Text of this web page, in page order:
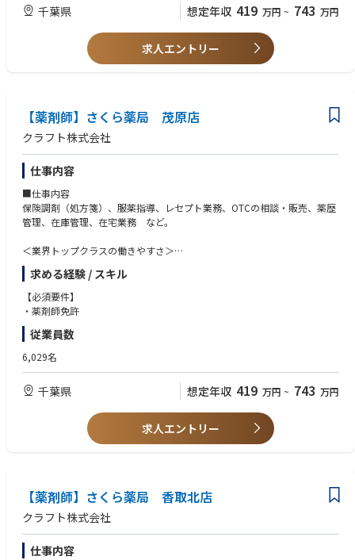
＜薬剤師として成長、活躍できる環境＞
中途入社者への導入・フォロー研修が充実しており、安心してキャリアを
スタートしていただけます
躍できる環境です
業界トップクラスの認定薬局数や多様な店舗を展開しているため、ご自身
の志向性に合わせて異動することも可能です
現場での調剤業務にとどまらず、本社業務や複数店舗のマネージャー業務
など大手調剤チェーンならではの多様なキャリアパスがあります。
千葉県 想定年収 419 万円 ~ 743 万円
求人エントリー
【薬剤師】さくら薬局 茂原店
クラフト株式会社
仕事内容
■仕事内容
保険調剤（処方箋）、服薬指導、レセプト業務、OTCの相談・販売、薬歴
管理、在庫管理、在宅業務 など。
＜業界トップクラスの働きやすさ＞
業界最多クラスの年間休日126日＋有給休暇、シフト勤務制による残業削
減や希望休など、どなたにとっても働きやすい環境です
充実した手当や福利厚生、育児支援制度、安定した経営基盤を持っている
ため、長く働いていただけます
も45％と高い水準です
全国に800店舗以上展開。転居の際も店舗を異動するだけでスムーズに新
生活スタートが可能です
＜薬剤師として成長、活躍できる環境＞
中途入社者への導入・フォロー研修が充実しており、安心してキャリアを
スタートしていただけます
躍できる環境です
業界トップクラスの認定薬局数や多様な店舗を展開しているため、ご自身
の志向性に合わせて異動することも可能です
現場での調剤業務にとどまらず、本社業務や複数店舗のマネージャー業務
など大手調剤チェーンならではの多様なキャリアパスがあります。
求める経験 / スキル
【必須要件】
・薬剤師免許
従業員数
6,029名
千葉県 想定年収 419 万円 ~ 743 万円
求人エントリー
【薬剤師】さくら薬局 香取北店
クラフト株式会社
仕事内容